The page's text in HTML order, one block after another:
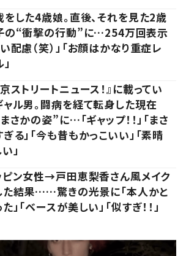
をした4歳娘。直後、それを見た2歳
の“衝撃の行動”に…254万回表示
い配慮（笑）」「お顔はかなり重症レ
ストリートニュース！』に載ってい
ャル男。闘病を経て転身した現在
さかの姿”に…「ギャップ！！」「まさ
る」「今も昔もかっこいい」「素晴
」
ピン女性→戸田恵梨香さん風メイク
た結果……驚きの光景に「本人かと
」「ベースが美しい」「似すぎ！！」